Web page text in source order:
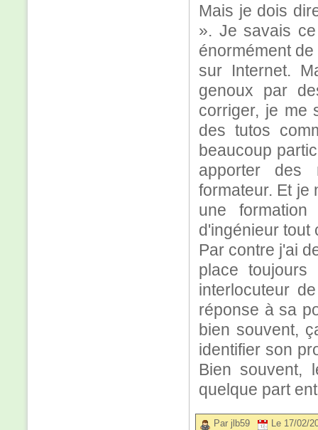
Mais je dois
». Je savais
énormément
sur Internet.
genoux par
corriger, je me
des tutos
beaucoup
apporter des
formateur. Et je
une formation
d'ingénieur tout
Par contre j'ai
place
interlocuteur
réponse à sa
bien souvent,
identifier son
Bien souvent,
quelque part
Par jlb59 Le 17/02/